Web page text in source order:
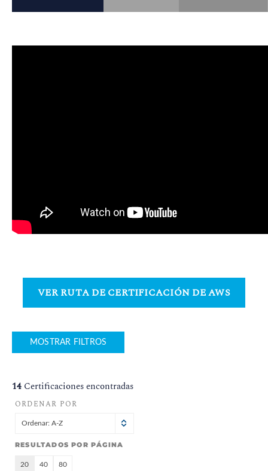
VER RUTA DE CERTIFICACIÓN DE AWS
MOSTRAR FILTROS
14 Certificaciones encontradas
ORDENAR POR
Ordenar: A-Z
RESULTADOS POR PÁGINA
20 40 80